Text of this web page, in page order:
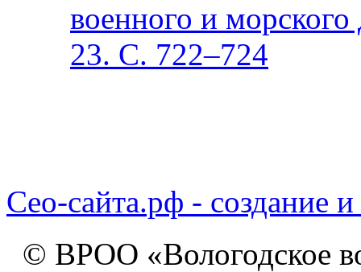
военного и
23. С. 722–724
Сео-сайта.рф - создание и
© ВРОО «Вологодское